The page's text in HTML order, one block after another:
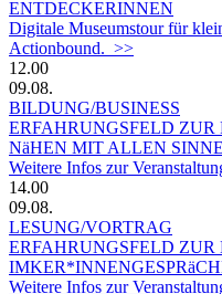
ENTDECKERINNEN
Digitale Museumstour für
Actionbound. >>
12.00
09.08.
BILDUNG/BUSINESS
ERFAHRUNGSFELD
NäHEN MIT ALLEN
Weitere Infos zur
14.00
09.08.
LESUNG/VORTRAG
ERFAHRUNGSFELD
Weitere Infos zur